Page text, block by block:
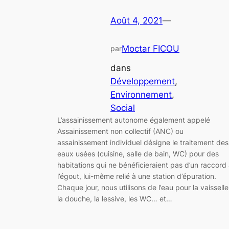
Août 4, 2021—
parMoctar FICOU
dans
Développement
Environnement
Social
L’assainissement autonome également appelé
Assainissement non collectif (ANC) ou
assainissement individuel désigne le traitement des
eaux usées (cuisine, salle de bain, WC) pour des
habitations qui ne bénéficieraient pas d’un raccord
l’égout, lui-même relié à une station d’épuration.
Chaque jour, nous utilisons de l’eau pour la
la douche, la lessive, les WC… et…